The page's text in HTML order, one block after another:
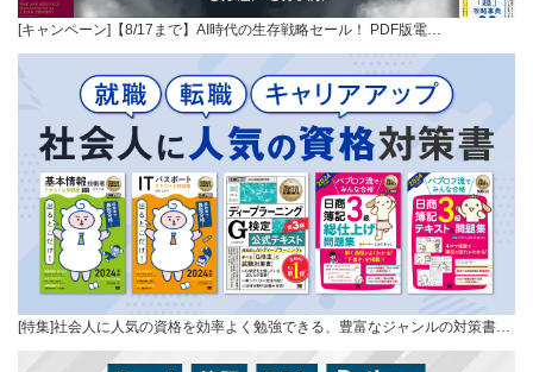
[キャンペーン]【8/17まで】AI時代の生存戦略セール！ PDF版電…
[特集]社会人に人気の資格を効率よく勉強できる、豊富なジャンルの対策書…